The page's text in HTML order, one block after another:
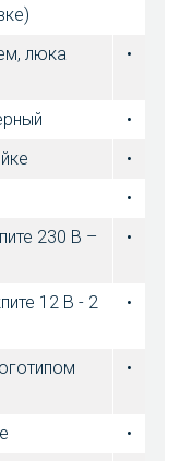
люка
•
•
•
•
230 В –
•
12 В - 2
•
•
•